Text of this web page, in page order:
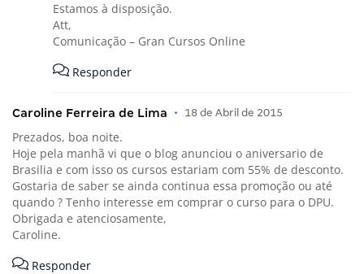
Estamos à disposição.
Att,
Comunicação – Gran Cursos Online
Responder
Caroline Ferreira de Lima • 18 de Abril de 2015
Prezados, boa noite.
Hoje pela manhã vi que o blog anunciou o aniversario de
Brasilia e com isso os cursos estariam com 55% de desconto.
Gostaria de saber se ainda continua essa promoção ou até
quando ? Tenho interesse em comprar o curso para o DPU.
Obrigada e atenciosamente,
Caroline.
Responder